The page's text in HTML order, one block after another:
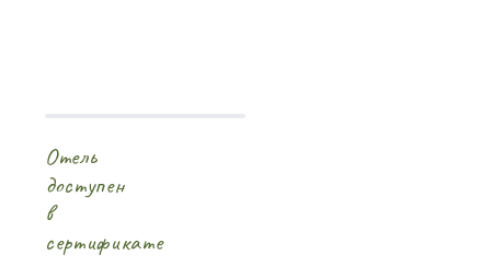
Отель
доступен
в
сертификате